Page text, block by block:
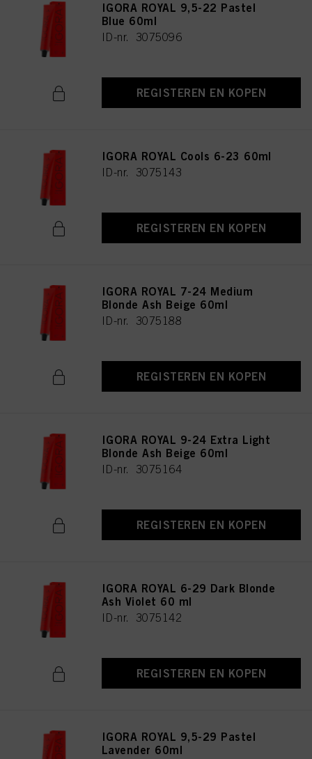
IGORA ROYAL 9,5-22 Pastel
Blue 60ml
ID-nr. 3075096
REGISTEREN EN KOPEN
IGORA ROYAL Cools 6-23 60ml
ID-nr. 3075143
REGISTEREN EN KOPEN
IGORA ROYAL 7-24 Medium
Blonde Ash Beige 60ml
ID-nr. 3075188
REGISTEREN EN KOPEN
IGORA ROYAL 9-24 Extra Light
Blonde Ash Beige 60ml
ID-nr. 3075164
REGISTEREN EN KOPEN
IGORA ROYAL 6-29 Dark Blonde
Ash Violet 60 ml
ID-nr. 3075142
REGISTEREN EN KOPEN
IGORA ROYAL 9,5-29 Pastel
Lavender 60ml